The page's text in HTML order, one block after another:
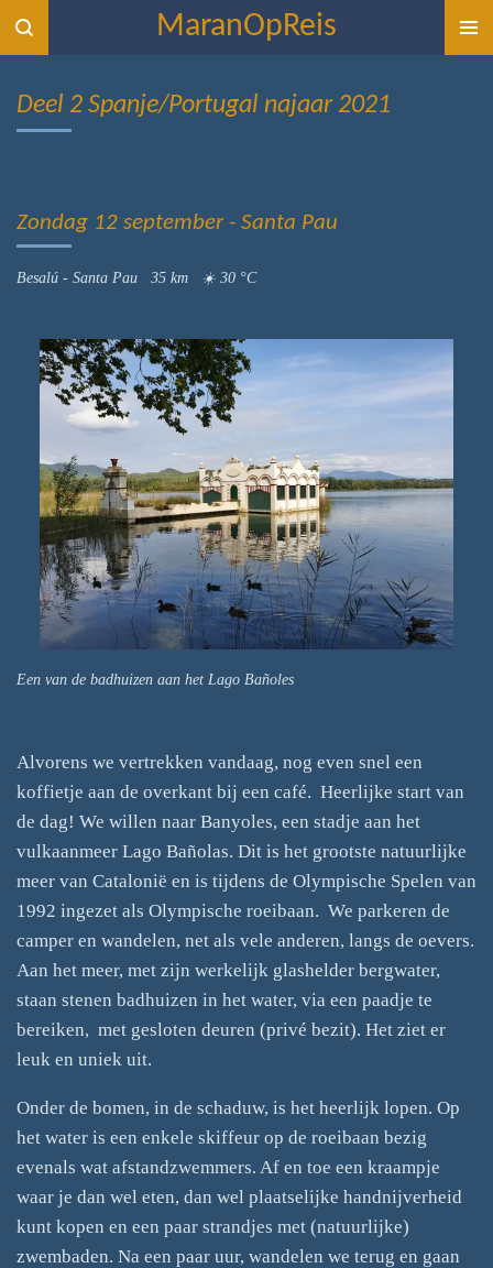
Ga
direct
de
MaranOpReis
Deel 2 Spanje/Portugal najaar 2021
Zondag 12 september - Santa Pau
Besalú - Santa Pau 35 km ☀️ 30 °C
Een van de badhuizen aan het Lago Bañoles
Alvorens we vertrekken vandaag, nog even snel een
koffietje aan de overkant bij een café. Heerlijke start van
de dag! We willen naar Banyoles, een stadje aan het
vulkaanmeer Lago Bañolas. Dit is het grootste natuurlijke
meer van Catalonië en is tijdens de Olympische Spelen van
1992 ingezet als Olympische roeibaan. We parkeren de
camper en wandelen, net als vele anderen, langs de oevers.
Aan het meer, met zijn werkelijk glashelder bergwater,
staan stenen badhuizen in het water, via een paadje te
bereiken, met gesloten deuren (privé bezit). Het ziet er
leuk en uniek uit.
Onder de bomen, in de schaduw, is het heerlijk lopen. Op
het water is een enkele skiffeur op de roeibaan bezig
evenals wat afstandzwemmers. Af en toe een kraampje
waar je dan wel eten, dan wel plaatselijke handnijverheid
kunt kopen en een paar strandjes met (natuurlijke)
zwembaden. Na een paar uur, wandelen we terug en gaan